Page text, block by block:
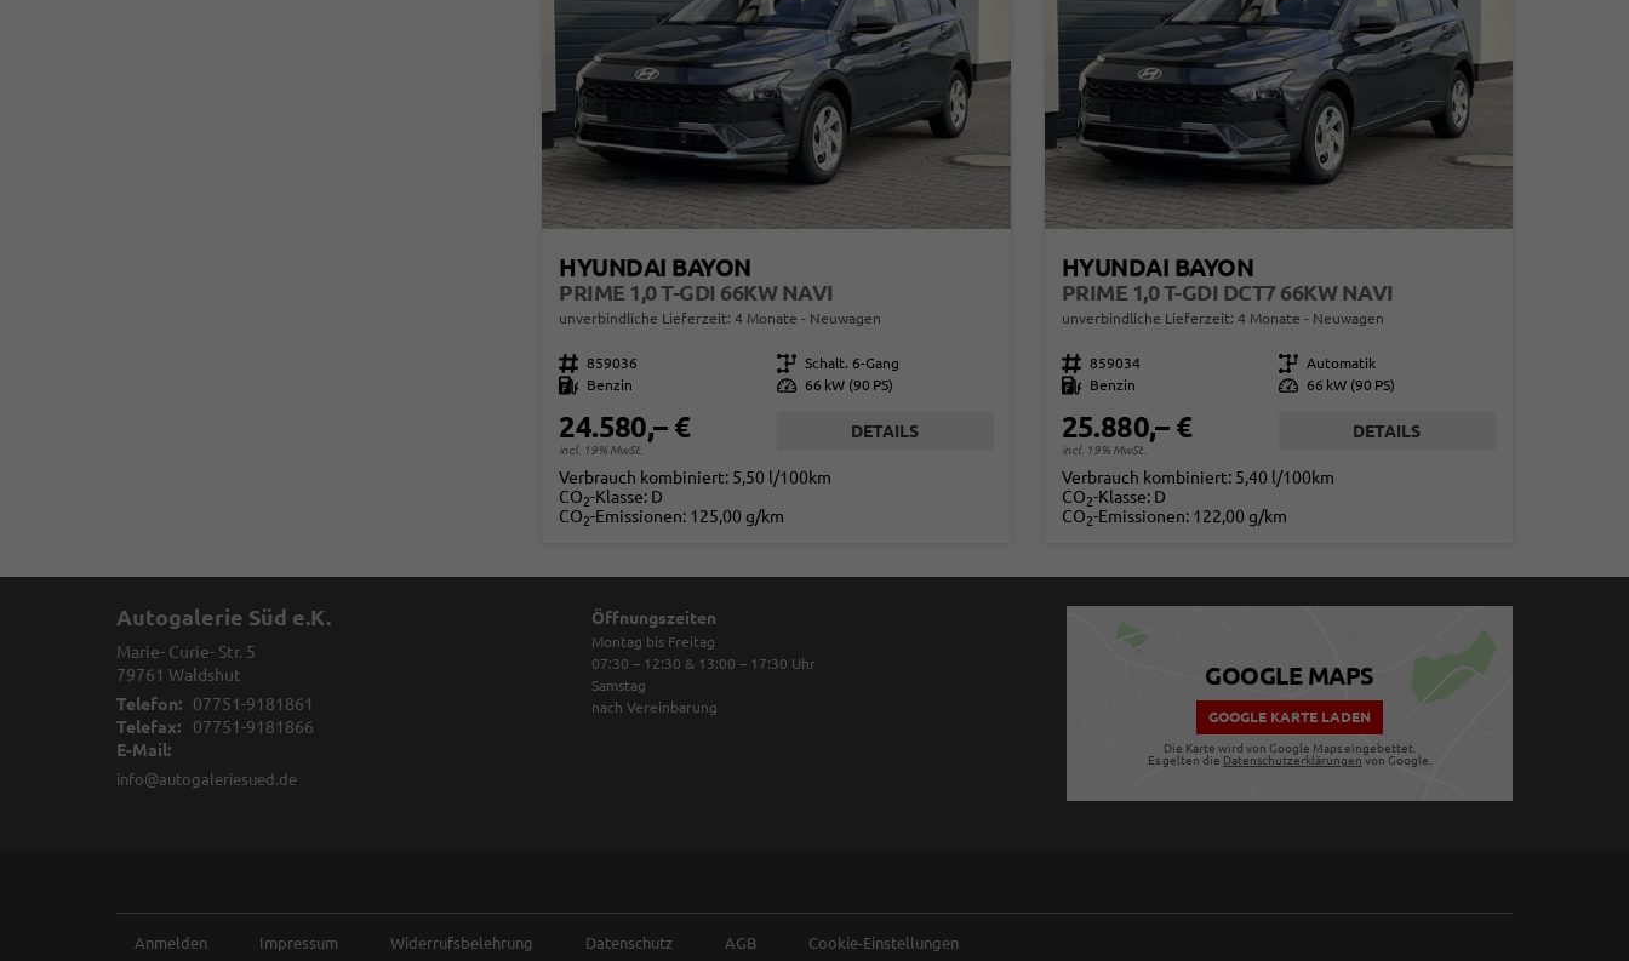
HYUNDAI BAYON
PRIME 1,0 T-GDI 66KW NAVI
unverbindliche Lieferzeit:4 Monate Neuwagen
Fahrzeugnr. 859036 Getriebe Schalt. 6-Gang
Kraftstoff
Benzin Leistung 66 kW (90 PS)
24.580,– €
incl. 19% MwSt.
DETAILS
Verbrauch kombiniert: 5,50 l/100km
CO2-Klasse: D
CO2-Emissionen: 125,00 g/km
HYUNDAI BAYON
PRIME 1,0 T-GDI DCT7 66KW NAVI
unverbindliche Lieferzeit: 4 Monate Neuwagen
Fahrzeugnr. 859034 Getriebe Automatik
Kraftstoff
Benzin Leistung 66 kW (90 PS)
25.880,– €
incl. 19% MwSt.
DETAILS
Verbrauch kombiniert: 5,40 l/100km
CO2-Klasse: D
CO2-Emissionen: 122,00 g/km
Autogalerie Süd e.K.
Marie- Curie- Str. 5
79761 Waldshut
Telefon:
07751-9181861
Telefax:
07751-9181866
E-Mail:
info@autogaleriesued.de
Öffnungszeiten
Montag bis Freitag
07:30 – 12:30 & 13:00 – 17:30 Uhr
Samstag
nach Vereinbarung
GOOGLE MAPS
GOOGLE KARTE LADEN
Die Karte wird von Google Maps eingebettet.
Es gelten die Datenschutzerklärungen von Google.
Anmelden Impressum Widerrufsbelehrung Datenschutz AGB Cookie-Einstellungen